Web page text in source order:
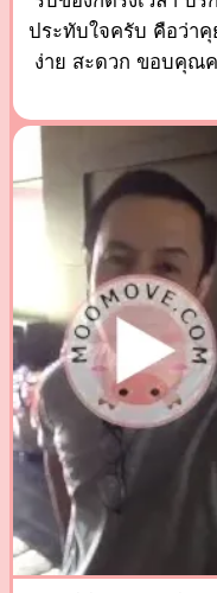
ประทับใจครับ คือว่าคุ
ง่าย สะดวก ขอบคุณ